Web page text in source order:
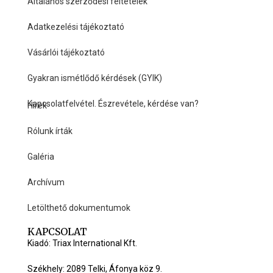
Adatkezelési tájékoztató
Vásárlói tájékoztató
Gyakran ismétlődő kérdések (GYIK)
Kapcsolatfelvétel. Észrevétele, kérdése van?
Hírek
Rólunk írták
Galéria
Archívum
Letölthető dokumentumok
KAPCSOLAT
Kiadó: Triax International Kft.
Székhely: 2089 Telki, Áfonya köz 9.